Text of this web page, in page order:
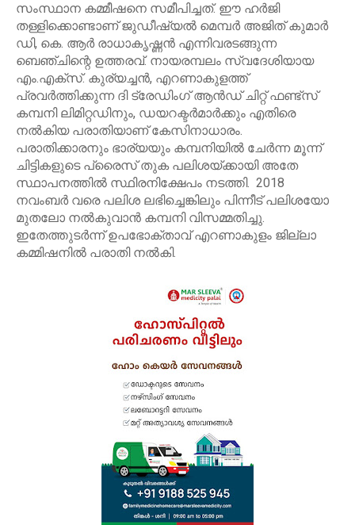
സംസ്ഥാന കമ്മീഷനെ സമീപിച്ചത്. ഈ ഹർജി
തള്ളിക്കൊണ്ടാണ് ജുഡീഷ്യൽ മെമ്പർ അജിത് കുമാർ
ഡി, കെ. ആർ രാധാകൃഷ്ണൻ എന്നിവരടങ്ങുന്ന
ബെഞ്ചിന്റെ ഉത്തരവ്. നായരമ്പലം സ്വദേശിയായ
എം.എക്സ്. കുര്യച്ചൻ, എറണാകുളത്ത്
പ്രവർത്തിക്കുന്ന ദി ട്രേഡിംഗ് ആൻഡ് ചിറ്റ് ഫണ്ട്സ്
കമ്പനി ലിമിറ്റഡിനും, ഡയറക്ടർമാർക്കും എതിരെ
നൽകിയ പരാതിയാണ് കേസിനാധാരം.
പരാതിക്കാരനും ഭാര്യയും കമ്പനിയിൽ ചേർന്ന മൂന്ന്
ചിട്ടികളുടെ പ്രൈസ് തുക പലിശയ്ക്കായി അതേ
സ്ഥാപനത്തിൽ സ്ഥിരനിക്ഷേപം നടത്തി. 2018
നവംബർ വരെ പലിശ ലഭിച്ചെങ്കിലും പിന്നീട് പലിശയോ
മുതലോ നൽകുവാൻ കമ്പനി വിസമ്മതിച്ചു.
ഇതേത്തുടർന്ന് ഉപഭോക്താവ് എറണാകുളം ജില്ലാ
കമ്മിഷനിൽ പരാതി നൽകി.